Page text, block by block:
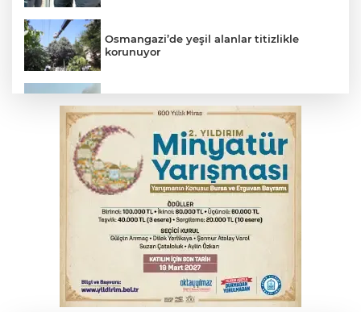
Osmangazi’de yeşil alanlar titizlikle
korunuyor
Bursa'da tavuk çiftliğinde yangın
Benzine dev indirim! Pompaya fiyatlarına
yansıyacak mı?
Bursa'da otomobil motosikletle çarpıştı:
2'si çocuk 3 yaralı
Bursa'da alkollü sürücü mahalleyi savaş
alanına çevirdi